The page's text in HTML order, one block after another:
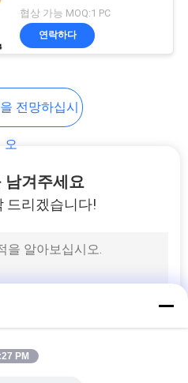
코일 연
R901370939
협상 가능 MOQ:1 PC
연락하다
전망하십시
오
남겨주세요
드리겠습니다!
PM